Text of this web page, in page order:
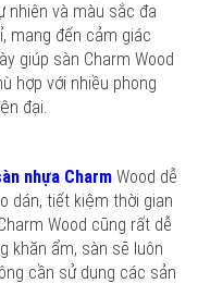
nhiên và màu sắc đa
mang đến cảm giác
giúp sàn Charm Wood
hợp với nhiều phong
đại.
nhựa Charm Wood dễ
dán, tiết kiệm thời gian
Wood cũng rất dễ
khăn ẩm, sàn sẽ luôn
cần sử dụng các sản